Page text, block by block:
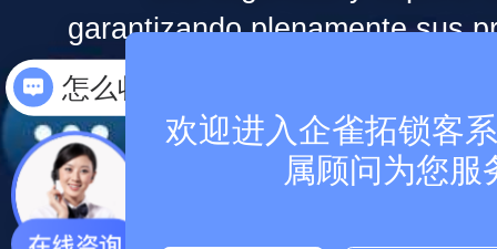
garantizando plenamente sus
los datos pueden exportarse en
怎么收费
怎么联系
欢迎进入企雀拓锁客
属顾问为您服